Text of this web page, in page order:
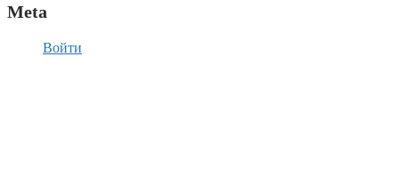
Meta
Войти